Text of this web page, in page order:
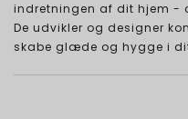
indretningen af dit hjem -
De udvikler og designer
skabe glæde og hygge i